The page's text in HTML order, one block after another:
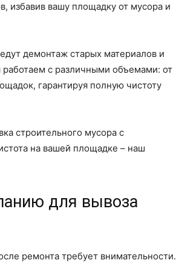
избавив вашу площадку от мусора и
демонтаж старых материалов и
работаем с различными объемами: от
гарантируя полную чистоту
строительного мусора с
на вашей площадке – наш
для вывоза
ремонта требует внимательности.